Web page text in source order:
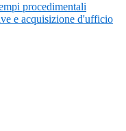
procedimentali
e acquisizione d'ufficio